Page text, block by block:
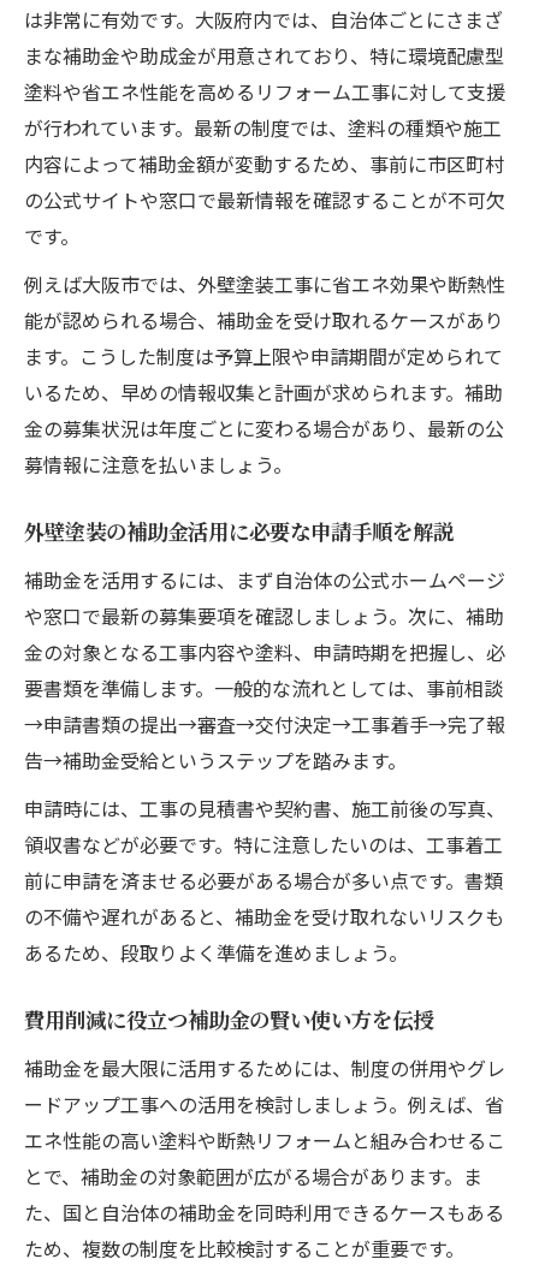
は非常に有効です。大阪府内では、自治体ごとにさまざ
まな補助金や助成金が用意されており、特に環境配慮型
塗料や省エネ性能を高めるリフォーム工事に対して支援
が行われています。最新の制度では、塗料の種類や施工
内容によって補助金額が変動するため、事前に市区町村
の公式サイトや窓口で最新情報を確認することが不可欠
です。
例えば大阪市では、外壁塗装工事に省エネ効果や断熱性
能が認められる場合、補助金を受け取れるケースがあり
ます。こうした制度は予算上限や申請期間が定められて
いるため、早めの情報収集と計画が求められます。補助
金の募集状況は年度ごとに変わる場合があり、最新の公
募情報に注意を払いましょう。
外壁塗装の補助金活用に必要な申請手順を解説
補助金を活用するには、まず自治体の公式ホームページ
や窓口で最新の募集要項を確認しましょう。次に、補助
金の対象となる工事内容や塗料、申請時期を把握し、必
要書類を準備します。一般的な流れとしては、事前相談
→申請書類の提出→審査→交付決定→工事着手→完了報
告→補助金受給というステップを踏みます。
申請時には、工事の見積書や契約書、施工前後の写真、
領収書などが必要です。特に注意したいのは、工事着工
前に申請を済ませる必要がある場合が多い点です。書類
の不備や遅れがあると、補助金を受け取れないリスクも
あるため、段取りよく準備を進めましょう。
費用削減に役立つ補助金の賢い使い方を伝授
補助金を最大限に活用するためには、制度の併用やグレ
ードアップ工事への活用を検討しましょう。例えば、省
エネ性能の高い塗料や断熱リフォームと組み合わせるこ
とで、補助金の対象範囲が広がる場合があります。ま
た、国と自治体の補助金を同時利用できるケースもある
ため、複数の制度を比較検討することが重要です。